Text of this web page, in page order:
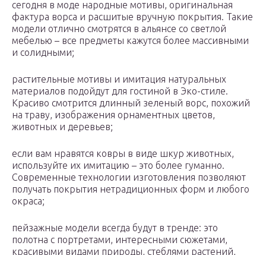
сегодня в моде народные мотивы, оригинальная
фактура ворса и расшитые вручную покрытия. Такие
модели отлично смотрятся в альянсе со светлой
мебелью – все предметы кажутся более массивными
и солидными;
растительные мотивы и имитация натуральных
материалов подойдут для гостиной в Эко-стиле.
Красиво смотрится длинный зеленый ворс, похожий
на траву, изображения орнаментных цветов,
животных и деревьев;
если вам нравятся ковры в виде шкур животных,
используйте их имитацию – это более гуманно.
Современные технологии изготовления позволяют
получать покрытия нетрадиционных форм и любого
окраса;
пейзажные модели всегда будут в тренде: это
полотна с портретами, интересными сюжетами,
красивыми видами природы, стеблями растений,